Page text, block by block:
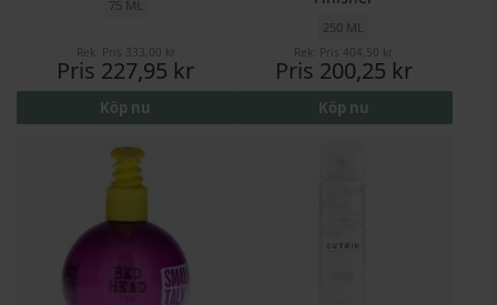
75 ML
Rek. Pris 333,00 kr
Pris 227,95 kr
Köp nu
250 ML
Rek. Pris 404,50 kr
Pris 200,25 kr
Köp nu